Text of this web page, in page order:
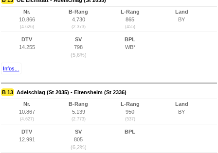
Nr.
10.866
(4.626)
B-Rang
4.730
(2.373)
L-Rang
865
(455)
Land
BY
DTV
14.255
SV
798
(5,6%)
BPL
WB*
Infos...
B 13 Adelschlag (St 2035) - Eitensheim (St 2336)
Nr.
10.867
(4.627)
B-Rang
5.139
(2.773)
L-Rang
950
(537)
Land
BY
DTV
12.991
SV
805
(6,2%)
BPL